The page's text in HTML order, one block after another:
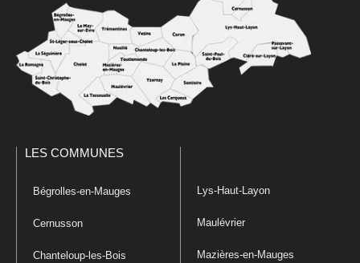
LES COMMUNES
Bégrolles-en-Mauges
Cernusson
Chanteloup-les-Bois
Lys-Haut-Layon
Maulévrier
Mazières-en-Mauges